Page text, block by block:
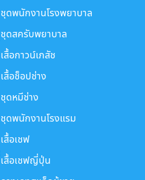
ชุดพนักงานโรงพยาบาล
ชุดสครับพยาบาล
เสื้อกาวน์เภสัช
เสื้อช็อปช่าง
ชุดหมีช่าง
ชุดพนักงานโรงแรม
เสื้อเชฟ
เสื้อเชฟญี่ปุ่น